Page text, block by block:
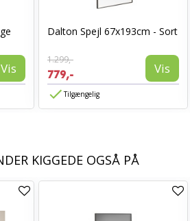
Vis
Dalton Spejl 67x193cm - Sort
1.299,-
779,- Vis
Tilgængelig
KIGGEDE OGSÅ PÅ